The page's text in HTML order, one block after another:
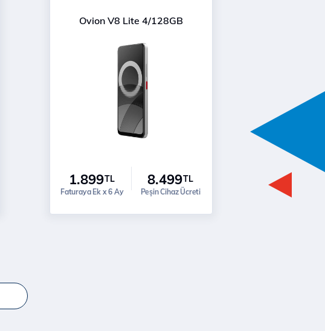
Ovion V8 Lite 4/128GB
1.899TL
Faturaya Ek x 6 Ay
8.499TL
Peşin Cihaz Ücreti